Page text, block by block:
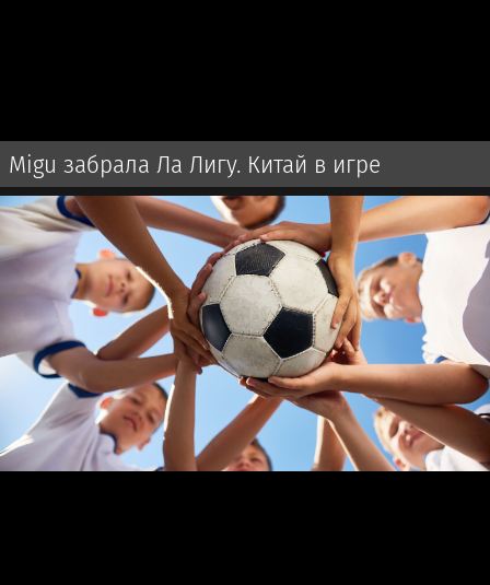
Migu забрала Ла Лигу. Китай в игре